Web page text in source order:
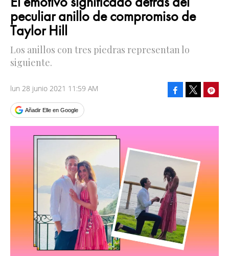
peculiar anillo de compromiso de
Taylor Hill
Los anillos con tres piedras representan lo
siguiente.
lun 28 junio 2021 11:59 AM
Añadir Elle en Google
Facebook